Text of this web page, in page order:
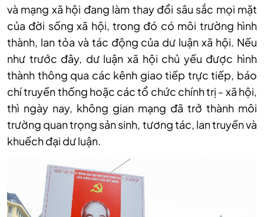
và mạng xã hội đang làm thay đổi sâu sắc mọi mặt
của đời sống xã hội, trong đó có môi trường hình
thành, lan tỏa và tác động của dư luận xã hội. Nếu
như trước đây, dư luận xã hội chủ yếu được hình
thành thông qua các kênh giao tiếp trực tiếp, báo
chí truyền thống hoặc các tổ chức chính trị - xã hội,
thì ngày nay, không gian mạng đã trở thành môi
trường quan trọng sản sinh, tương tác, lan truyền và
khuếch đại dư luận.